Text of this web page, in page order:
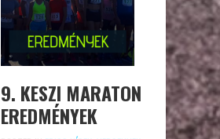
9. KESZI MARATON
EREDMÉNYEK